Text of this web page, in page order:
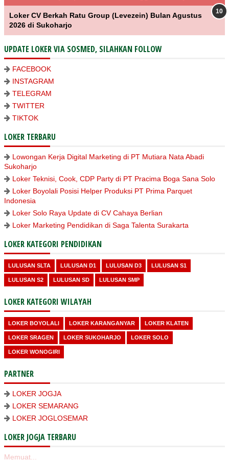
Loker CV Berkah Ratu Group (Levezein) Bulan Agustus
2026 di Sukoharjo
UPDATE LOKER VIA SOSMED, SILAHKAN FOLLOW
FACEBOOK
INSTAGRAM
TELEGRAM
TWITTER
TIKTOK
LOKER TERBARU
Lowongan Kerja Digital Marketing di PT Mutiara Nata Abadi
Sukoharjo
Loker Teknisi, Cook, CDP Party di PT Pracima Boga Sana Solo
Loker Boyolali Posisi Helper Produksi PT Prima Parquet
Indonesia
Loker Solo Raya Update di CV Cahaya Berlian
Loker Marketing Pendidikan di Saga Talenta Surakarta
LOKER KATEGORI PENDIDIKAN
LULUSAN SLTA LULUSAN D1 LULUSAN D3 LULUSAN S1
LULUSAN S2 LULUSAN SD LULUSAN SMP
LOKER KATEGORI WILAYAH
LOKER BOYOLALI LOKER KARANGANYAR LOKER KLATEN
LOKER SRAGEN LOKER SUKOHARJO LOKER SOLO
LOKER WONOGIRI
PARTNER
LOKER JOGJA
LOKER SEMARANG
LOKER JOGLOSEMAR
LOKER JOGJA TERBARU
Memuat...